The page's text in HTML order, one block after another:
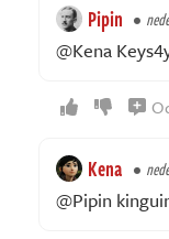
Pipin
@Kena
Kena
@Pipin